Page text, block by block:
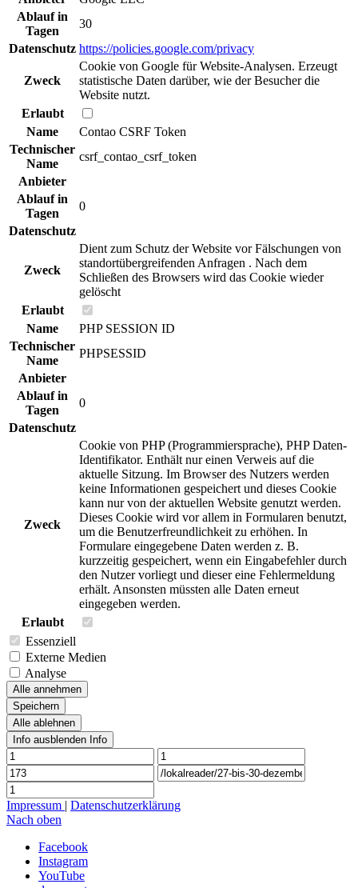
Ablauf in
Tagen
30
Datenschutz https://policies.google.com/privacy
Zweck
Cookie von Google für Website-Analysen. Erzeugt
statistische Daten darüber, wie der Besucher die
Website nutzt.
Erlaubt
Name
Contao CSRF Token
Technischer
Name
csrf_contao_csrf_token
Anbieter
Ablauf in
Tagen
0
Datenschutz
Zweck
Dient zum Schutz der Website vor Fälschungen von
standortübergreifenden Anfragen . Nach dem
Schließen des Browsers wird das Cookie wieder
gelöscht
Erlaubt
Name
PHP SESSION ID
Technischer
Name
PHPSESSID
Anbieter
Ablauf in
Tagen
0
Datenschutz
Zweck
Cookie von PHP (Programmiersprache), PHP Daten-
Identifikator. Enthält nur einen Verweis auf die
aktuelle Sitzung. Im Browser des Nutzers werden
keine Informationen gespeichert und dieses Cookie
kann nur von der aktuellen Website genutzt werden.
Dieses Cookie wird vor allem in Formularen benutzt,
um die Benutzerfreundlichkeit zu erhöhen. In
Formulare eingegebene Daten werden z. B.
kurzzeitig gespeichert, wenn ein Eingabefehler durch
den Nutzer vorliegt und dieser eine Fehlermeldung
erhält. Ansonsten müssten alle Daten erneut
eingegeben werden.
Erlaubt
Essenziell
Externe Medien
Analyse
Alle annehmen
Speichern
Alle ablehnen
Info ausblenden Info
Impressum | Datenschutzerklärung
Nach oben
Facebook
Instagram
YouTube